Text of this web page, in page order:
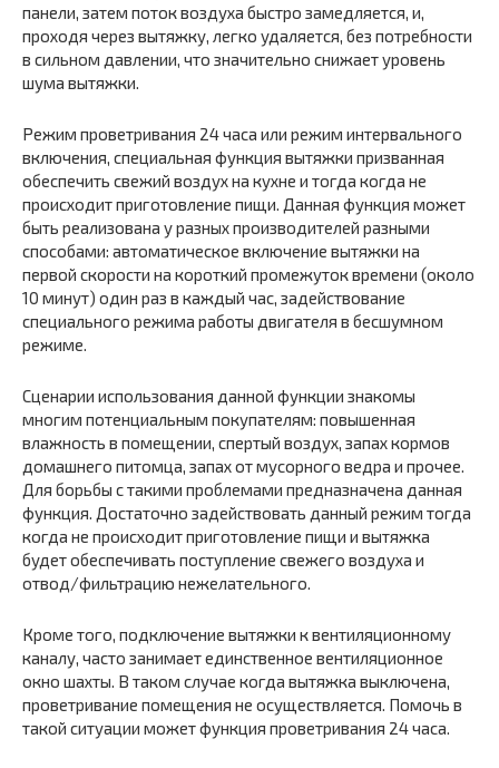
панели, затем поток воздуха быстро замедляется, и,
проходя через вытяжку, легко удаляется, без потребности
в сильном давлении, что значительно снижает уровень
шума вытяжки.
Режим проветривания 24 часа или режим интервального
включения, специальная функция вытяжки призванная
обеспечить свежий воздух на кухне и тогда когда не
происходит приготовление пищи. Данная функция может
быть реализована у разных производителей разными
способами: автоматическое включение вытяжки на
первой скорости на короткий промежуток времени (около
10 минут) один раз в каждый час, задействование
специального режима работы двигателя в бесшумном
режиме.
Сценарии использования данной функции знакомы
многим потенциальным покупателям: повышенная
влажность в помещении, спертый воздух, запах кормов
домашнего питомца, запах от мусорного ведра и прочее.
Для борьбы с такими проблемами предназначена данная
функция. Достаточно задействовать данный режим тогда
когда не происходит приготовление пищи и вытяжка
будет обеспечивать поступление свежего воздуха и
отвод/фильтрацию нежелательного.
Кроме того, подключение вытяжки к вентиляционному
каналу, часто занимает единственное вентиляционное
окно шахты. В таком случае когда вытяжка выключена,
проветривание помещения не осуществляется. Помочь в
такой ситуации может функция проветривания 24 часа.